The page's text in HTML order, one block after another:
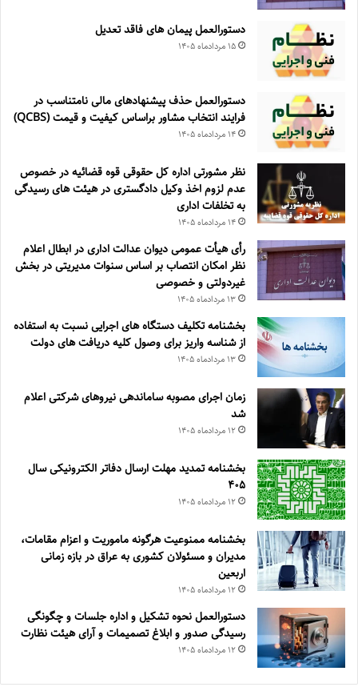
دستورالعمل پیمان های فاقد تعدیل
۱۵ مرداد‌ماه ۱۴۰۵
دستورالعمل حذف پيشنهادهای مالی نامتناسب در
فرايند انتخاب مشاور براساس كيفيت و قيمت (QCBS)
۱۴ مرداد‌ماه ۱۴۰۵
نظر مشورتی اداره کل حقوقی قوه قضائیه در خصوص
عدم لزوم اخذ وکیل دادگستری در هیئت های رسیدگی
به تخلفات اداری
۱۴ مرداد‌ماه ۱۴۰۵
رأی هیأت عمومی دیوان عدالت اداری در ابطال اعلام
نظر امکان انتصاب بر اساس سنوات مدیریتی در بخش
غیردولتی و خصوصی
۱۳ مرداد‌ماه ۱۴۰۵
بخشنامه تکلیف دستگاه های اجرایی نسبت به استفاده
از شناسه واریز برای وصول کلیه دریافت های دولت
۱۳ مرداد‌ماه ۱۴۰۵
زمان اجرای مصوبه ساماندهی نیروهای شرکتی اعلام
شد
۱۲ مرداد‌ماه ۱۴۰۵
بخشنامه تمدید مهلت ارسال دفاتر الکترونیکی سال
۴۰۵
۱۲ مرداد‌ماه ۱۴۰۵
بخشنامه ممنوعیت هرگونه ماموریت و اعزام مقامات،
مدیران و مسئولان کشوری به عراق در بازه زمانی
اربعین
۱۲ مرداد‌ماه ۱۴۰۵
دستورالعمل نحوه تشکیل و اداره جلسات و چگونگی
رسیدگی صدور و ‏ابلاغ تصمیمات و‎ ‎آرای هیئت نظارت
۱۲ مرداد‌ماه ۱۴۰۵